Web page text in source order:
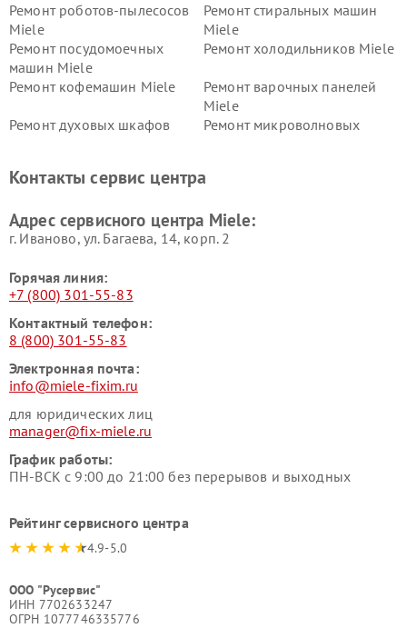
Ремонт роботов-пылесосов
Miele
Ремонт стиральных машин
Miele
Ремонт посудомоечных
машин Miele
Ремонт холодильников Miele
Ремонт кофемашин Miele
Ремонт варочных панелей
Miele
Ремонт духовых шкафов
Ремонт микроволновых
Miele
Miele
пылесосов Miele
Контакты сервис центра
Адрес сервисного центра Miele:
г. Иваново, ул. Багаева, 14, корп. 2
Горячая линия:
+7 (800) 301-55-83
Контактный телефон:
8 (800) 301-55-83
Электронная почта:
info@miele-fixim.ru
для юридических лиц
manager@fix-miele.ru
График работы:
ПН-ВСК с 9:00 до 21:00 без перерывов и выходных
Рейтинг сервисного центра
4.9-5.0
ООО "Русервис"
ИНН 7702633247
ОГРН 1077746335776